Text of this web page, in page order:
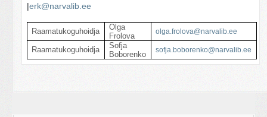
|erk@narvalib.ee
Raamatukoguhoidja
Olga
Frolova
olga.frolova@narvalib.ee
Raamatukoguhoidja
Sofja
Boborenko
sofja.boborenko@narvalib.ee